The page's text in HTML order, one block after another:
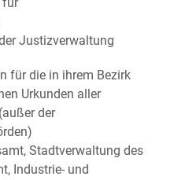
Justizverwaltung
für die in ihrem Bezirk
Urkunden aller
der
Stadtverwaltung des
Industrie- und